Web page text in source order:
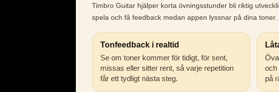
Timbro Guitar hjälper korta övningsstunder bli riktig
spela och få feedback medan appen lyssnar på dina toner.
Tonfeedback i realtid
Se om toner kommer för tidigt, för sent,
missas eller sitter rent, så varje repetition
får ett tydligt nästa steg.
och
på